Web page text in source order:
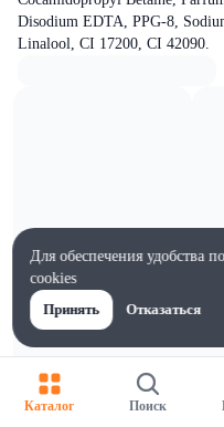
Disodium EDTA, PPG-8,
Linalool, CI 17200, CI 42090.
Каталог Поиск
Для обеспечения удобства
cookies
Принять
Отказаться